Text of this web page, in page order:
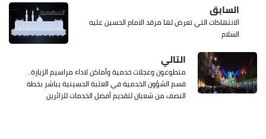
السابق
الانتهاكات التي تعرض لها مرقد الامام الحسين عليه
السلام
التالي
متطوعون وعجلات خدمية وأماكن لاداء مراسيم الزيارة..
قسم الشؤون الخدمية في العتبة الحسينية يباشر بخطة
النصف من شعبان لتقديم أفضل الخدمات للزائرين